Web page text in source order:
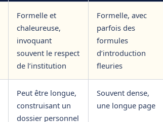
Formelle et
chaleureuse,
invoquant
souvent le respect
de l’institution
Formelle, avec
parfois des
formules
d’introduction
fleuries
Peut être longue,
construisant un
dossier personnel
Souvent dense,
une longue page